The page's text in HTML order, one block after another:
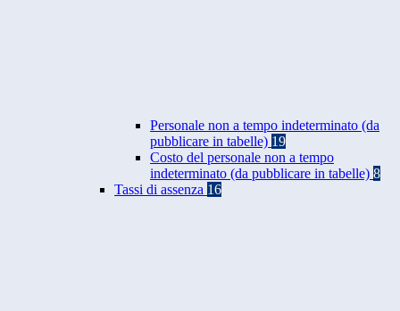
Personale non a tempo indeterminato (da
pubblicare in tabelle) 19
Costo del personale non a tempo
indeterminato (da pubblicare in tabelle) 8
Tassi di assenza 16